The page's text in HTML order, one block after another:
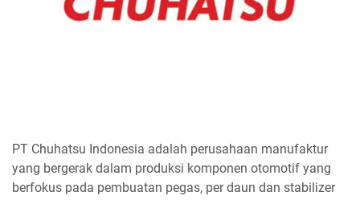
PT Chuhatsu Indonesia adalah perusahaan manufaktur
yang bergerak dalam produksi komponen otomotif yang
berfokus pada pembuatan pegas, per daun dan stabilizer